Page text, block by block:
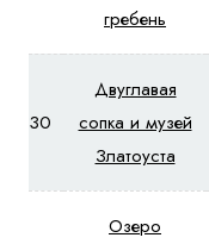
гребень
30
Двуглавая
сопка и музей
Златоуста
Озеро